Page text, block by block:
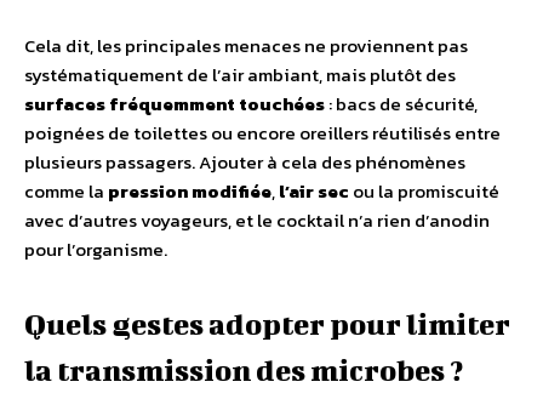
Cela dit, les principales menaces ne proviennent pas
systématiquement de l’air ambiant, mais plutôt des
surfaces fréquemment touchées: bacs de sécurité,
poignées de toilettes ou encore oreillers réutilisés entre
plusieurs passagers. Ajouter à cela des phénomènes
comme la pression modifiée,l’air sec ou la promiscuité
avec d’autres voyageurs, et le cocktail n’a rien d’anodin
pour l’organisme.
Quels gestes adopter pour limiter
la transmission des microbes ?